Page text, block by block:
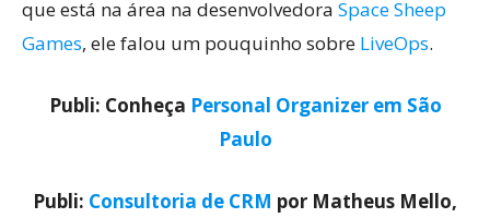
que está na área na desenvolvedora Space Sheep
Games, ele falou um pouquinho sobre LiveOps.
Publi: Conheça Personal Organizer em São
Paulo
Publi: Consultoria de CRM por Matheus Mello,